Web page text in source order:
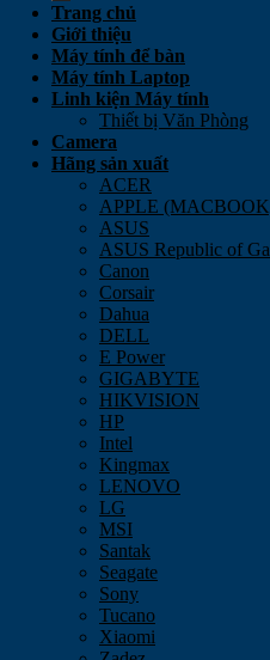
Trang chủ
Giới thiệu
Máy tính để bàn
Máy tính Laptop
Linh kiện Máy tính
Thiết bị Văn Phòng
Camera
Hãng sản xuất
ACER
APPLE
ASUS
ASUS Republic of
Canon
Corsair
Dahua
DELL
E Power
GIGABYTE
HIKVISION
HP
Intel
Kingmax
LENOVO
LG
MSI
Santak
Seagate
Sony
Tucano
Xiaomi